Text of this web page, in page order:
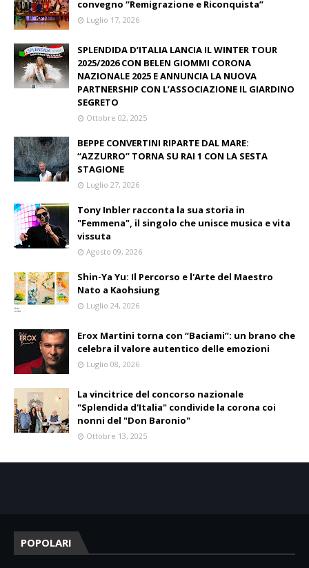
convegno “Remigrazione e Riconquista”
Luglio 17, 2026
SPLENDIDA D’ITALIA LANCIA IL WINTER TOUR
2025/2026 CON BELEN GIOMMI CORONA
NAZIONALE 2025 E ANNUNCIA LA NUOVA
PARTNERSHIP CON L’ASSOCIAZIONE IL GIARDINO
SEGRETO
Ottobre 02, 2025
BEPPE CONVERTINI RIPARTE DAL MARE:
“AZZURRO” TORNA SU RAI 1 CON LA SESTA
STAGIONE
Luglio 27, 2026
Tony Inbler racconta la sua storia in
"Femmena", il singolo che unisce musica e vita
vissuta
Agosto 09, 2026
Shin-Ya Yu: Il Percorso e l'Arte del Maestro
Nato a Kaohsiung
Luglio 24, 2026
Erox Martini torna con “Baciami”: un brano che
celebra il valore autentico delle emozioni
Luglio 08, 2026
La vincitrice del concorso nazionale
"Splendida d'Italia" condivide la corona coi
nonni del "Don Baronio"
Ottobre 13, 2025
POPOLARI